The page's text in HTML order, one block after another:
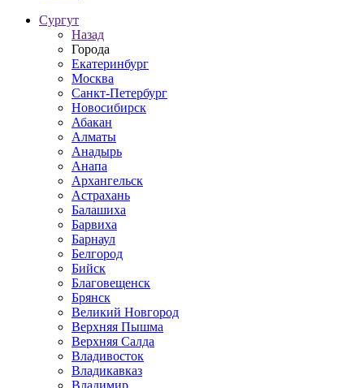
Сургут
Назад
Города
Екатеринбург
Москва
Санкт-Петербург
Новосибирск
Абакан
Алматы
Анадырь
Анапа
Архангельск
Астрахань
Балашиха
Барвиха
Барнаул
Белгород
Бийск
Благовещенск
Брянск
Великий Новгород
Верхняя Пышма
Верхняя Салда
Владивосток
Владикавказ
Владимир